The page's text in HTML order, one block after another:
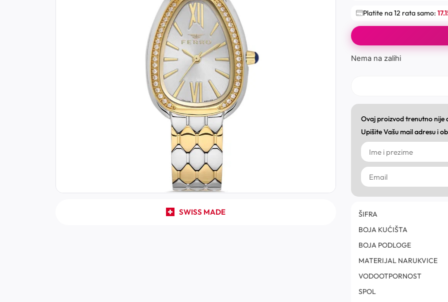
SWISS MADE
Platite na 12 rata samo:
Nema na zalihi
Ovaj proizvod trenutno nije
Upišite Vašu mail adresu i
ŠIFRA
BOJA KUĆIŠTA
BOJA PODLOGE
MATERIJAL NARUKVICE
VODOOTPORNOST
SPOL